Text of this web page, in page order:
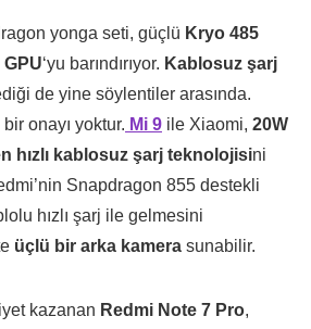
yonga seti, güçlü Kryo 485
‘yu barındırıyor. Kablosuz şarj
de yine söylentiler arasında.
onayı yoktur. Mi 9 ile Xiaomi, 20W
hızlı kablosuz şarj teknolojisini
Snapdragon 855 destekli
hızlı şarj ile gelmesini
üçlü bir arka kamera sunabilir.
kazanan Redmi Note 7 Pro,